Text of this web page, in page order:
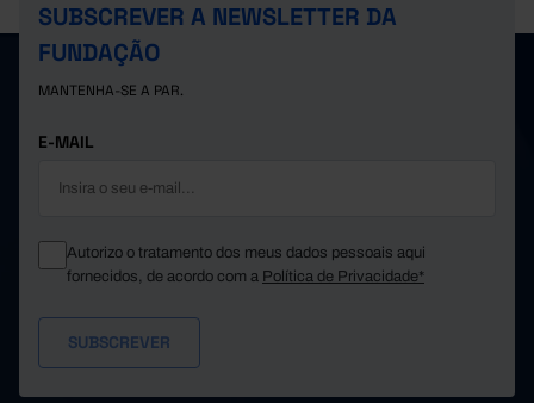
SUBSCREVER A NEWSLETTER DA
FUNDAÇÃO
MANTENHA-SE A PAR.
E-MAIL
Autorizo o tratamento dos meus dados pessoais aqui
fornecidos, de acordo com a Política de Privacidade*